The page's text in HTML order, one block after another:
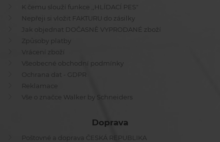
K čemu slouží funkce ,,HLÍDACÍ PES"
Nepřeji si vložit FAKTURU do zásilky
Jak objednat DOČASNĚ VYPRODANÉ zboží
Způsoby platby
Vrácení zboží
Všeobecné obchodní podmínky
Ochrana dat - GDPR
Reklamace
Vše o značce Walker by Schneiders
Doprava
Poštovné a doprava ČESKÁ REPUBLIKA